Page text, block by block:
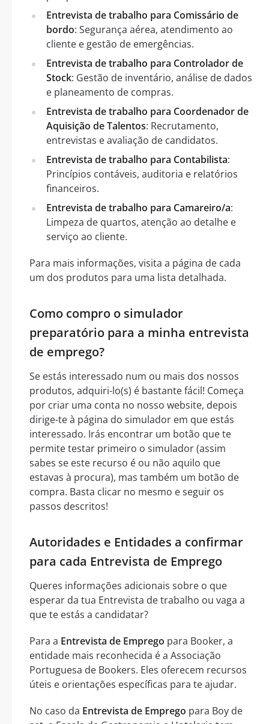
Entrevista de trabalho para Comissário de
bordo: Segurança aérea, atendimento ao
cliente e gestão de emergências.
Entrevista de trabalho para Controlador de
Stock: Gestão de inventário, análise de dados
e planeamento de compras.
Entrevista de trabalho para Coordenador de
Aquisição de Talentos: Recrutamento,
entrevistas e avaliação de candidatos.
Entrevista de trabalho para Contabilista:
Princípios contáveis, auditoria e relatórios
financeiros.
Entrevista de trabalho para Camareiro/a:
Limpeza de quartos, atenção ao detalhe e
serviço ao cliente.
Para mais informações, visita a página de cada
um dos produtos para uma lista detalhada.
Como compro o simulador
preparatório para a minha entrevista
de emprego?
Se estás interessado num ou mais dos nossos
produtos, adquiri-lo(s) é bastante fácil! Começa
por criar uma conta no nosso website, depois
dirige-te à página do simulador em que estás
interessado. Irás encontrar um botão que te
permite testar primeiro o simulador (assim
sabes se este recurso é ou não aquilo que
estavas à procura), mas também um botão de
compra. Basta clicar no mesmo e seguir os
passos descritos!
Autoridades e Entidades a confirmar
para cada Entrevista de Emprego
Queres informações adicionais sobre o que
esperar da tua Entrevista de trabalho ou vaga a
que te estás a candidatar?
Para a Entrevista de Emprego para Booker, a
entidade mais reconhecida é a Associação
Portuguesa de Bookers. Eles oferecem recursos
úteis e orientações específicas para te ajudar.
No caso da Entrevista de Emprego para Boy de